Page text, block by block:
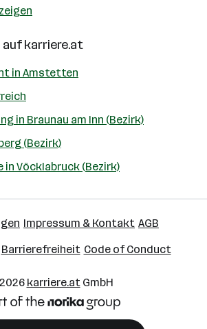
aufkarriere.at
in Amstetten
in Braunau am Inn (Bezirk)
(Bezirk)
in Vöcklabruck (Bezirk)
Impressum & Kontakt AGB
Barrierefreiheit Code of Conduct
karriere.atGmbH